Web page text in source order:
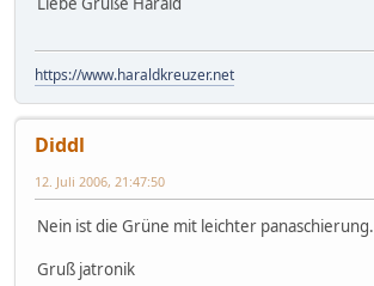
https://www.haraldkreuzer.net
Diddl
12. Juli 2006, 21:47:50
Nein ist die Grüne mit leichter panaschierung.
Gruß jatronik